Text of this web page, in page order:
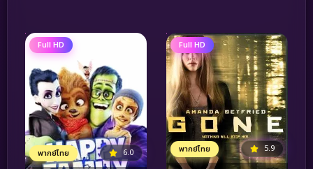
Full HD
พากย์ไทย 6.0
Full HD
พากย์ไทย 5.9